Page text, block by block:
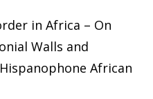
in Africa – On
Walls and
African